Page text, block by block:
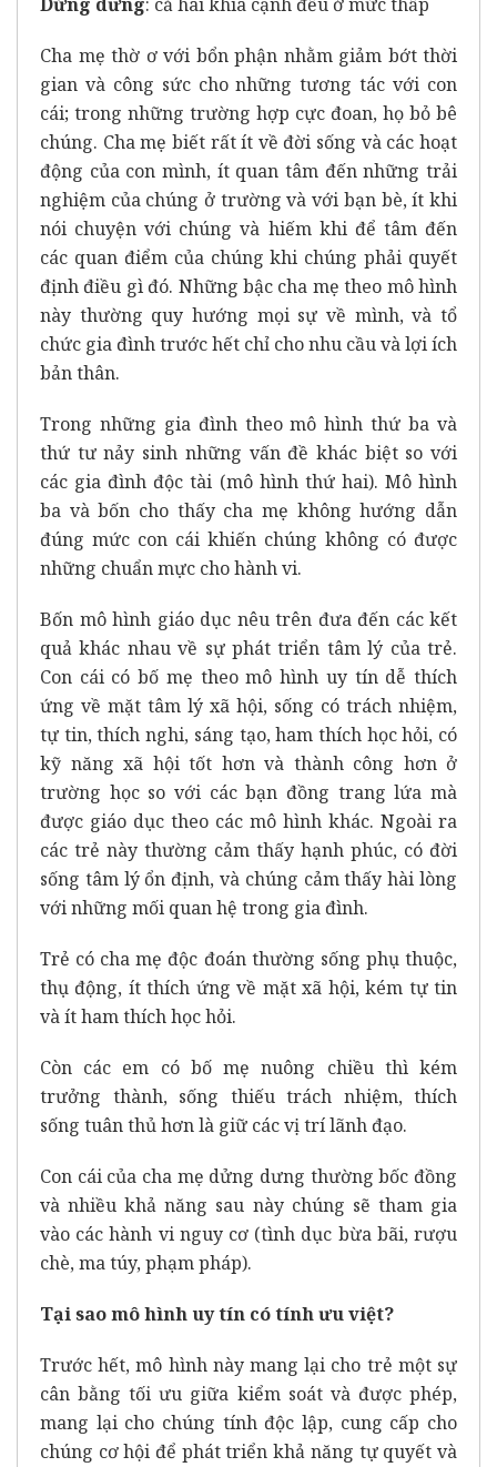
Cha mẹ thờ ơ với bổn phận nhằm giảm bớt thời
gian và công sức cho những tương tác với con
cái; trong những trường hợp cực đoan, họ bỏ bê
chúng. Cha mẹ biết rất ít về đời sống và các hoạt
động của con mình, ít quan tâm đến những trải
nghiệm của chúng ở trường và với bạn bè, ít khi
nói chuyện với chúng và hiếm khi để tâm đến
các quan điểm của chúng khi chúng phải quyết
định điều gì đó. Những bậc cha mẹ theo mô hình
này thường quy hướng mọi sự về mình, và tổ
chức gia đình trước hết chỉ cho nhu cầu và lợi ích
bản thân.
Trong những gia đình theo mô hình thứ ba và
thứ tư nảy sinh những vấn đề khác biệt so với
các gia đình độc tài (mô hình thứ hai). Mô hình
ba và bốn cho thấy cha mẹ không hướng dẫn
đúng mức con cái khiến chúng không có được
những chuẩn mực cho hành vi.
Bốn mô hình giáo dục nêu trên đưa đến các kết
quả khác nhau về sự phát triển tâm lý của trẻ.
Con cái có bố mẹ theo mô hình uy tín dễ thích
ứng về mặt tâm lý xã hội, sống có trách nhiệm,
tự tin, thích nghi, sáng tạo, ham thích học hỏi, có
kỹ năng xã hội tốt hơn và thành công hơn ở
trường học so với các bạn đồng trang lứa mà
được giáo dục theo các mô hình khác. Ngoài ra
các trẻ này thường cảm thấy hạnh phúc, có đời
sống tâm lý ổn định, và chúng cảm thấy hài lòng
với những mối quan hệ trong gia đình.
Trẻ có cha mẹ độc đoán thường sống phụ thuộc,
thụ động, ít thích ứng về mặt xã hội, kém tự tin
và ít ham thích học hỏi.
Còn các em có bố mẹ nuông chiều thì kém
trưởng thành, sống thiếu trách nhiệm, thích
sống tuân thủ hơn là giữ các vị trí lãnh đạo.
Con cái của cha mẹ dửng dưng thường bốc đồng
và nhiều khả năng sau này chúng sẽ tham gia
vào các hành vi nguy cơ (tình dục bừa bãi, rượu
chè, ma túy, phạm pháp).
Tại sao mô hình uy tín có tính ưu việt?
Trước hết, mô hình này mang lại cho trẻ một sự
cân bằng tối ưu giữa kiểm soát và được phép,
mang lại cho chúng tính độc lập, cung cấp cho
chúng cơ hội để phát triển khả năng tự quyết và